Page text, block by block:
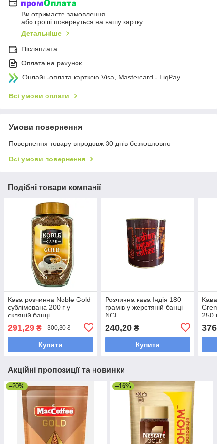
Ви отримаєте замовлення
або гроші повернуться на вашу картку
Детальніше
Післяплата
Оплата на рахунок
Онлайн-оплата карткою Visa, Mastercard - LiqPay
Всі умови оплати
Умови повернення
Повернення товару впродовж 30 днів безкоштовно
Всі умови повернення
Подібні товари компанії
Кава розчинна Noble Gold
сублімована 200 г у
скляній банці
291,29 ₴ 300,30 ₴
Купити
Розчинна кава Індія 180
грамів у жерстяній банці
NCL
240,20₴
Купити
250
Акційні пропозиції та новинки
–20% –16%